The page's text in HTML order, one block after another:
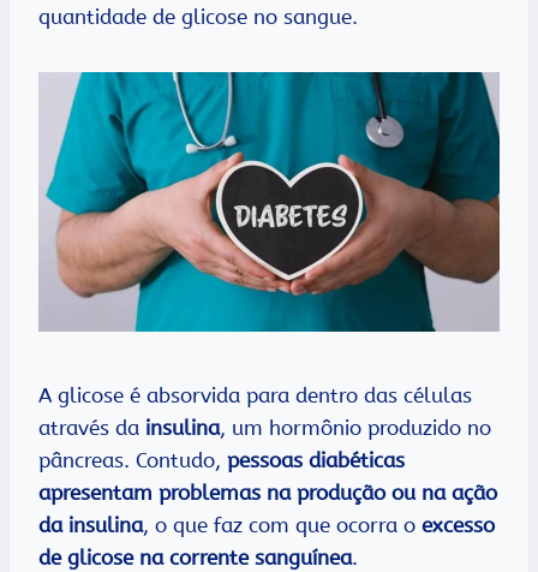
quantidade de glicose no sangue.
A glicose é absorvida para dentro das células
através da insulina, um hormônio produzido no
pâncreas. Contudo, pessoas diabéticas
apresentam problemas na produção ou na ação
da insulina, o que faz com que ocorra o excesso
de glicose na corrente sanguínea.